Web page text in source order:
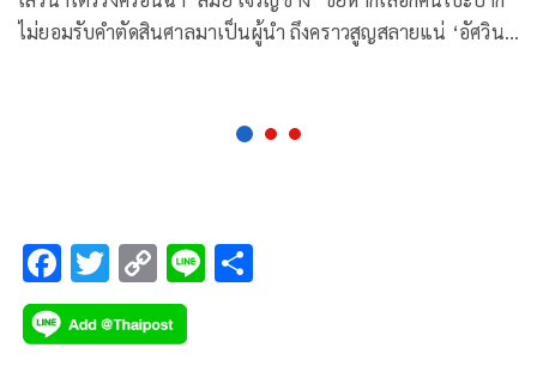
ไม่ยอมรับคำตัดสินศาลมาเป็นผู้นำ ถึงคราวสูญสลายแน่ ‘อัศวิน’
พูดมีนัยยะ เลือกตั้งครั้งนี้ ถ้าเงินสีเทา-สีดำว่อน อาจเป็นลต.ครั้ง
F
ac
e
T
wi
tt
C
o
p
Li